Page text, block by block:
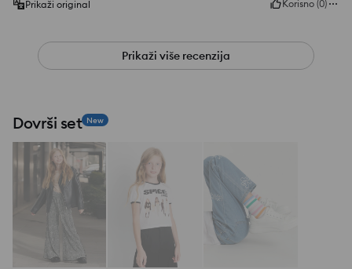
Prikaži original
Korisno (0)
Prikaži više recenzija
Dovrši set New